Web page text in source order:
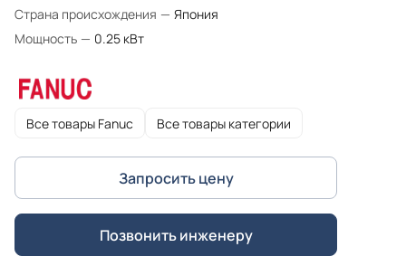
Страна происхождения — Япония
Мощность — 0.25 кВт
Все товары Fanuc Все товары категории
Запросить цену
Позвонить инженеру